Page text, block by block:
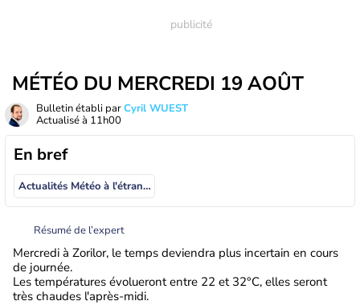
MÉTÉO DU MERCREDI 19 AOÛT
Bulletin établi parCyril WUEST
Actualisé à 11h00
En bref
Actualités Météo à l'étranger
Résumé de l’expert
Mercredi à Zorilor, le temps deviendra plus incertain en cours
de journée.
Les températures évolueront entre 22 et 32°C, elles seront
très chaudes l'après-midi.